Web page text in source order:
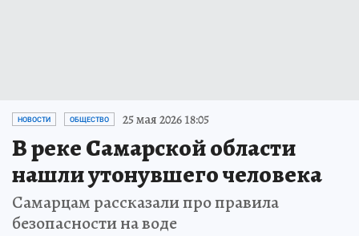
НОВОСТИ ОБЩЕСТВО 25 мая 2026 18:05
В реке Самарской области
нашли утонувшего человека
Самарцам рассказали про правила
безопасности на воде